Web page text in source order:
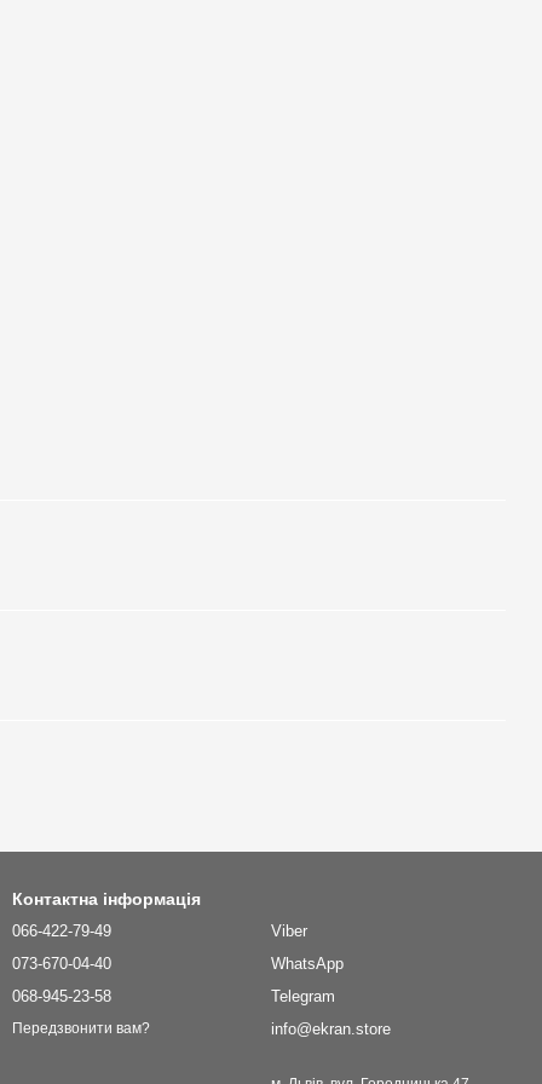
Контактна інформація
066-422-79-49
073-670-04-40
068-945-23-58
Передзвонити вам?
Viber
WhatsApp
Telegram
info@ekran.store